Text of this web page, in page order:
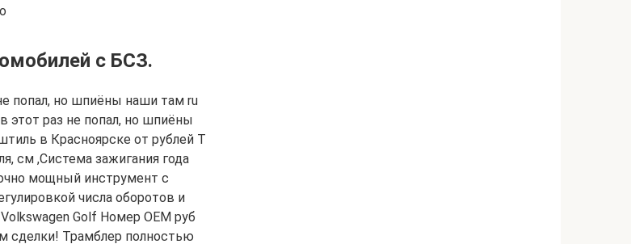
с БСЗ.
попал, но шпиёны наши там ru
этот раз не попал, но шпиёны
в Красноярске от рублей T
см ,Система зажигания года
мощный инструмент с
числа оборотов и
Golf Номер OEM руб
сделки! Трамблер полностью